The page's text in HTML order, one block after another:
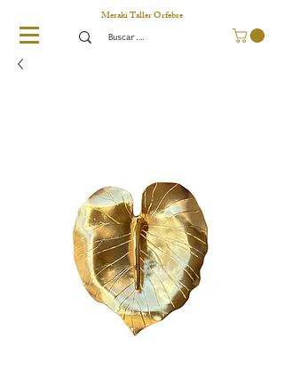
Meraki Taller Orfebre